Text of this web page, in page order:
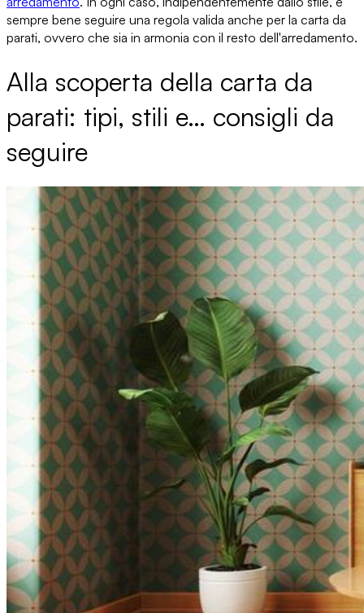
sempre bene seguire una regola valida anche per la carta da
parati, ovvero che sia in armonia con il resto dell'arredamento.
Alla scoperta della carta da
parati: tipi, stili e… consigli da
seguire